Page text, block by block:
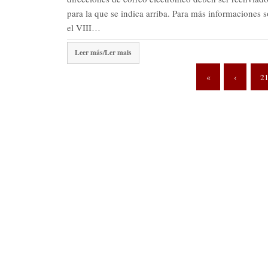
para la que se indica arriba. Para más informaciones
el VIII…
Leer más/Ler mais
« ‹ 21